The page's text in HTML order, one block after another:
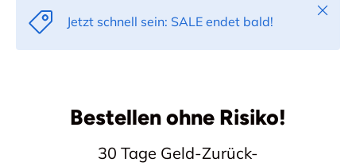
Jetzt schnell sein: SALE endet bald!
Bestellen ohne Risiko!
30 Tage Geld-Zurück-